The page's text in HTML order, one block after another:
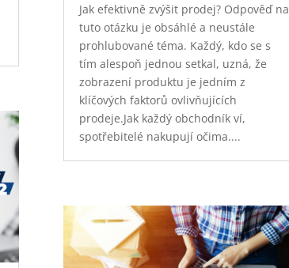
Jak efektivně zvýšit prodej? Odpověď na
tuto otázku je obsáhlé a neustále
prohlubované téma. Každý, kdo se s
tím alespoň jednou setkal, uzná, že
zobrazení produktu je jedním z
klíčových faktorů ovlivňujících
prodeje.Jak každý obchodník ví,
spotřebitelé nakupují očima....